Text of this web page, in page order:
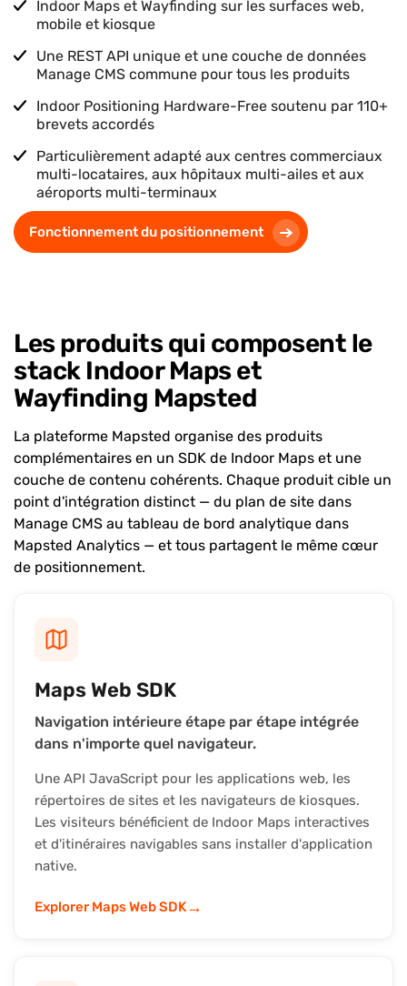
Indoor Maps et Wayfinding sur les surfaces web,
mobile et kiosque
Une REST API unique et une couche de données
Manage CMS commune pour tous les produits
Indoor Positioning Hardware-Free soutenu par 110+
brevets accordés
Particulièrement adapté aux centres commerciaux
multi-locataires, aux hôpitaux multi-ailes et aux
aéroports multi-terminaux
Fonctionnement du positionnement
Les produits qui composent le
stack Indoor Maps et
Wayfinding Mapsted
La plateforme Mapsted organise des produits
complémentaires en un SDK de Indoor Maps et une
couche de contenu cohérents. Chaque produit cible un
point d'intégration distinct — du plan de site dans
Manage CMS au tableau de bord analytique dans
Mapsted Analytics — et tous partagent le même cœur
de positionnement.
Maps Web SDK
Navigation intérieure étape par étape intégrée
dans n'importe quel navigateur.
Une API JavaScript pour les applications web, les
répertoires de sites et les navigateurs de kiosques.
Les visiteurs bénéficient de Indoor Maps interactives
et d'itinéraires navigables sans installer d'application
native.
Explorer Maps Web SDK→